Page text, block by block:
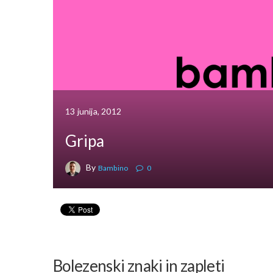
13 junija, 2012
Gripa
By Bambino 0
Bolezenski znaki in zapleti